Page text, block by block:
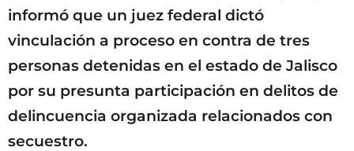
informó que un juez federal dictó
vinculación a proceso en contra de tres
personas detenidas en el estado de Jalisco
por su presunta participación en delitos de
delincuencia organizada relacionados con
secuestro.